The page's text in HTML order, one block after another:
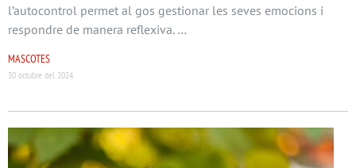
l’autocontrol permet al gos gestionar les seves emocions i
respondre de manera reflexiva. …
MASCOTES
30 octubre del 2024